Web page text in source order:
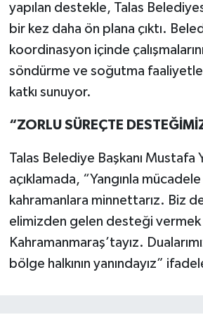
yapılan destekle, Talas
bir kez daha ön plana çıktı.
koordinasyon içinde
söndürme ve soğutma
katkı sunuyor.
“ZORLU SÜREÇTE
Talas Belediye Başkanı Mustafa
açıklamada, “Yangınla
kahramanlara minnettarız. Biz
elimizden gelen desteği vermek
Kahramanmaraş’tayız.
bölge halkının yanındayız”